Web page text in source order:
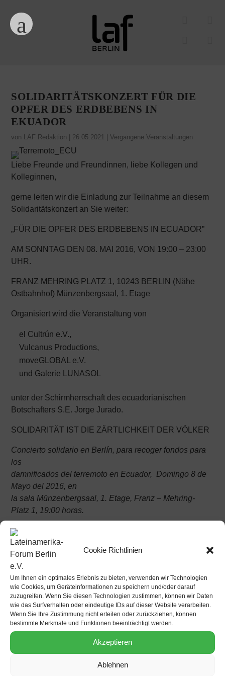
Cookie Richtlinien
Um Ihnen ein optimales Erlebnis zu bieten, verwenden wir Technologien
wie Cookies, um Geräteinformationen zu speichern und/oder darauf
zuzugreifen. Wenn Sie diesen Technologien zustimmen, können wir Daten
wie das Surfverhalten oder eindeutige IDs auf dieser Website verarbeiten.
Wenn Sie Ihre Zustimmung nicht erteilen oder zurückziehen, können
bestimmte Merkmale und Funktionen beeinträchtigt werden.
Akzeptieren
Ablehnen
SOLIDARITÄTSKONZERT FÜR DIE
OPFER DES ERDBEBENS IN
EKUADOR
von LAF Redaktion 26.05.2021 |Vergangene Veranstaltungen
Liebe Freunde und Freundinnen, liebe Kollegen und
Kolleginnen,
gerne leiten wir die Einladung zur Teilnahme an diesem
Solidaritätskonzert an Sie weiter:
„FÜR DIE OPFER DES ERDBEBENS IN ECUADOR”
AM SONNTAG DEN 08. MAI 2016, VON 19:00 – 23:00
UHR.
FRANZ MEHRING PLATZ 1, 10243 BERLIN (Nähe
Ostbahnhof) Münzenbergsaal, 1. Etage
Organisiert wird die Veranstaltung von
el Cultrún e.V.,
Vulcanus Productions,
moveGLOBAL e.V.
und Galerie LUNASOL
unter der Schirmherrschaft des ecuadorianischen
Botschafters S.E. Jorge Jurado.
SOLIDARITÄT IST DIE ZÄRTLICHKEIT DER VÖLKER
Concierto solidario en Berlín, para recoger fondos para
los
damnificados del terremoto en Ecuador, Domingo 8 de
Mayo del 2016, en
la sala Münzenbergsaal, 1. Etage, Franz – Mehring-
Platz 1, 19:00 horas.
Evento organizado por el Cultrún e.V, con el apoyo de
VulcanusProductions, moveGLOBAL y Galería
LUNASOL.
Bajo el patrocinio del Embajador Jorge Jurado de
Ecuador en Alemania
LA SOLIDARIDAD HUMANA ES LA BELLEZA DE LOS
PUEBLOS
SOLIBEITRAG: 10,- EURO